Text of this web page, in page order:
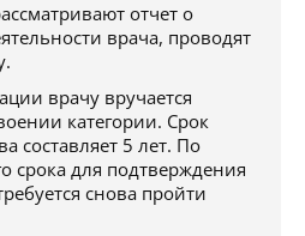
отчет о
врача, проводят
врачу вручается
категории. Срок
составляет 5 лет. По
срока для подтверждения
снова пройти